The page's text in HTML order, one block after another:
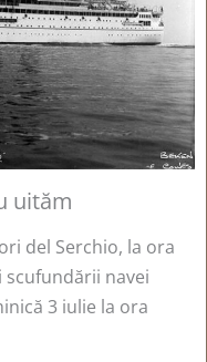
uităm
del Serchio, la ora
scufundării navei
3 iulie la ora